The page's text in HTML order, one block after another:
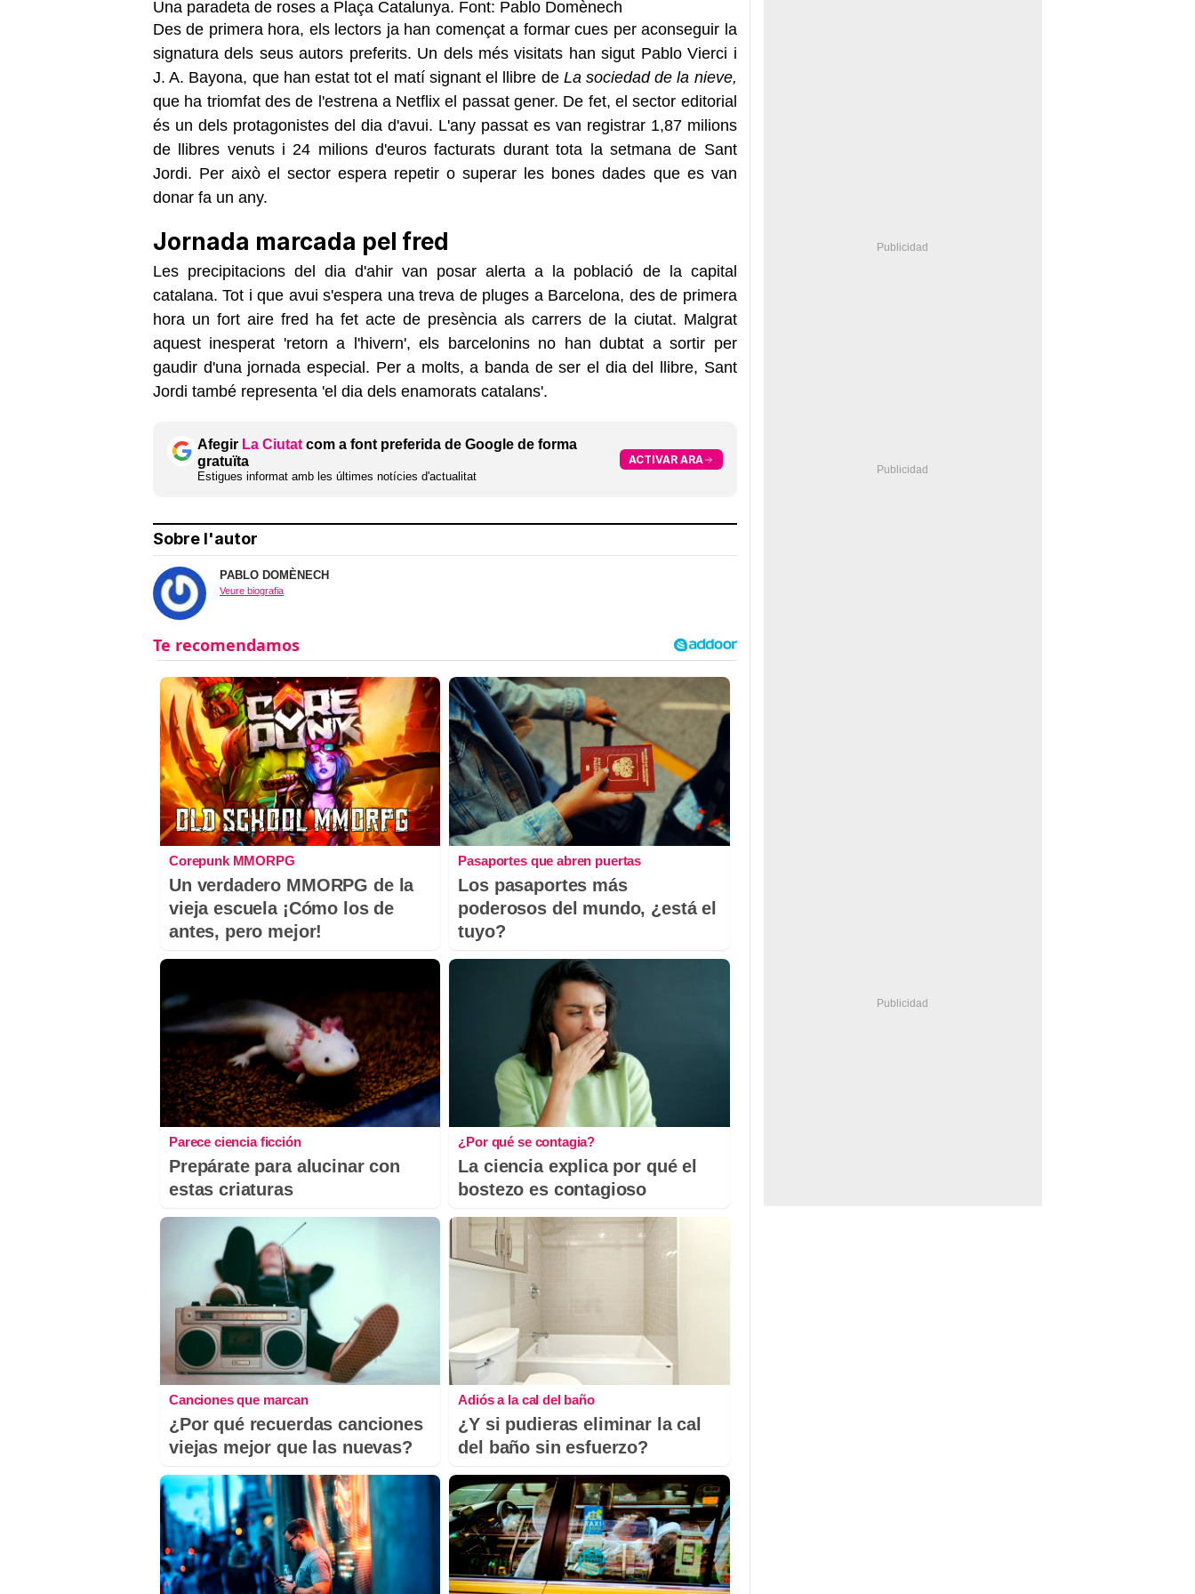
Una paradeta de roses a Plaça Catalunya. Font: Pablo Domènech
Des de primera hora, els lectors ja han començat a formar cues per aconseguir la
signatura dels seus autors preferits. Un dels més visitats han sigut Pablo Vierci i
J. A. Bayona, que han estat tot el matí signant el llibre de La sociedad de la nieve,
que ha triomfat des de l'estrena a Netflix el passat gener. De fet, el sector editorial
és un dels protagonistes del dia d'avui. L'any passat es van registrar 1,87 milions
de llibres venuts i 24 milions d'euros facturats durant tota la setmana de Sant
Jordi. Per això el sector espera repetir o superar les bones dades que es van
donar fa un any.
Jornada marcada pel fred
Les precipitacions del dia d'ahir van posar alerta a la població de la capital
catalana. Tot i que avui s'espera una treva de pluges a Barcelona, des de primera
hora un fort aire fred ha fet acte de presència als carrers de la ciutat. Malgrat
aquest inesperat 'retorn a l'hivern', els barcelonins no han dubtat a sortir per
gaudir d'una jornada especial. Per a molts, a banda de ser el dia del llibre, Sant
Jordi també representa 'el dia dels enamorats catalans'.
Afegir La Ciutat com a font preferida de Google de forma
gratuïta
Estigues informat amb les últimes notícies d'actualitat
ACTIVAR ARA
Sobre l'autor
PABLO DOMÈNECH
Veure biografia
Corepunk MMORPG
Un verdadero MMORPG de la
vieja escuela ¡Cómo los de
antes, pero mejor!
Pasaportes que abren puertas
Los pasaportes más
poderosos del mundo, ¿está el
tuyo?
Parece ciencia ficción
Prepárate para alucinar con
estas criaturas
¿Por qué se contagia?
La ciencia explica por qué el
bostezo es contagioso
Canciones que marcan
¿Por qué recuerdas canciones
viejas mejor que las nuevas?
Adiós a la cal del baño
¿Y si pudieras eliminar la cal
del baño sin esfuerzo?